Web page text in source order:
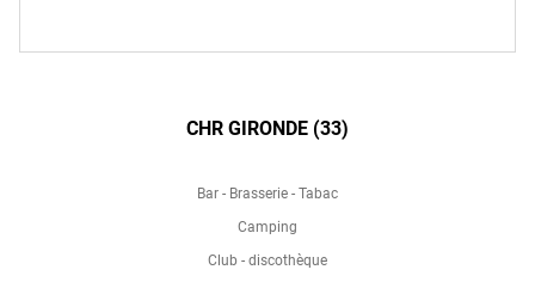
CHR GIRONDE (33)
Bar - Brasserie - Tabac
Camping
Club - discothèque